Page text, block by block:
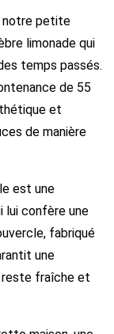
notre petite
limonade qui
temps passés.
de 55
et
de manière
est une
lui confère une
fabriqué
une
reste fraîche et